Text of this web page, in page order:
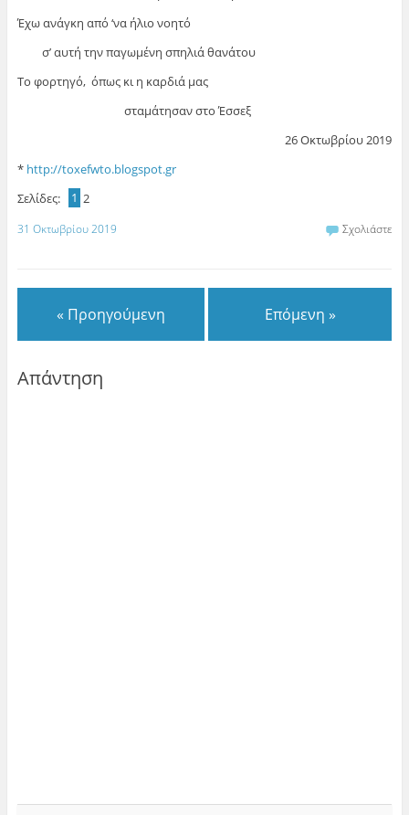
Έχω ανάγκη από ‘να ήλιο νοητό
σ’ αυτή την παγωμένη σπηλιά θανάτου
Το φορτηγό, όπως κι η καρδιά μας
σταμάτησαν στο Έσσεξ
26 Οκτωβρίου 2019
* http://toxefwto.blogspot.gr
Σελίδες:
1 2
31 Οκτωβρίου 2019 Σχολιάστε
« Προηγούμενη Επόμενη »
Απάντηση